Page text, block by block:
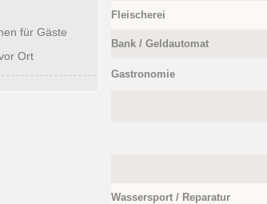
für Gäste
Ort
Fleischerei
Bank / Geldautomat
Gastronomie
Wassersport / Reparatur